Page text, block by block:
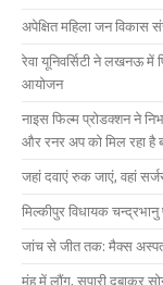
अपेक्षित महिला जन विकास
रेवा यूनिवर्सिटी ने लखनऊ
आयोजन
नाइस फिल्म प्रोडक्शन ने
और रनर अप को मिल रहा है
जहां दवाएं रुक जाएं, वहां
मिल्कीपुर विधायक
जांच से जीत तक: मैक्स
मुंह में लौंग, सुपारी दबाकर